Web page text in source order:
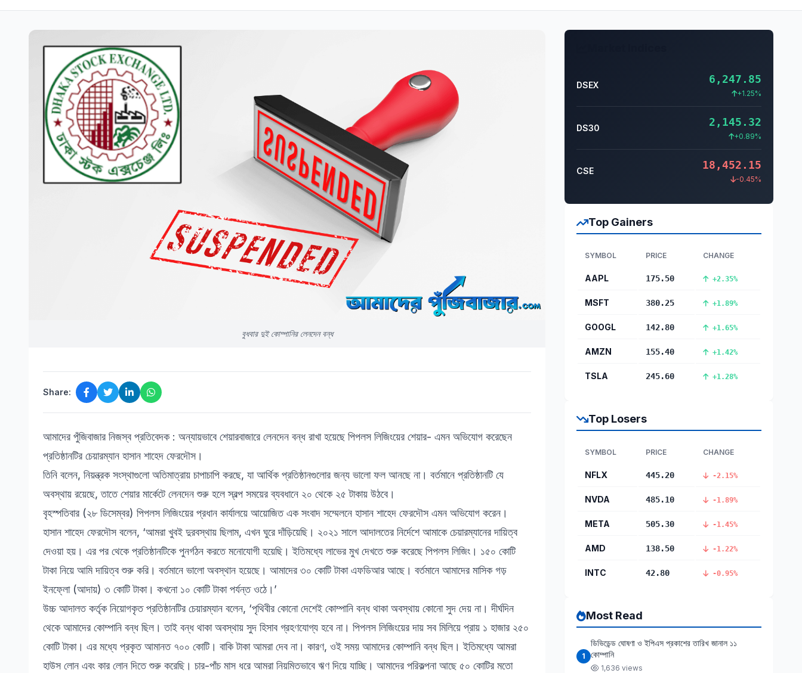
বুধবার দুই কোম্পানির লেনদেন বন্ধ
Share:
আমাদের পুঁজিবাজার নিজস্ব প্রতিবেদক : অন্যায়ভাবে শেয়ারবাজারে লেনদেন বন্ধ রাখা হয়েছে পিপলস লিজিংয়ের শেয়ার- এমন অভিযোগ করেছেন
প্রতিষ্ঠানটির চেয়ারম্যান হাসান শাহেদ ফেরদৌস।
তিনি বলেন, নিয়ন্ত্রক সংস্থাগুলো অতিমাত্রায় চাপাচাপি করছে, যা আর্থিক প্রতিষ্ঠানগুলোর জন্য ভালো ফল আনছে না। বর্তমানে প্রতিষ্ঠানটি যে
অবস্থায় রয়েছে, তাতে শেয়ার মার্কেটে লেনদেন শুরু হলে স্বল্প সময়ের ব্যবধানে ২০ থেকে ২৫ টাকায় উঠবে।
বৃহস্পতিবার (২৮ ডিসেম্বর) পিপলস লিজিংয়ের প্রধান কার্যালয়ে আয়োজিত এক সংবাদ সম্মেলনে হাসান শাহেদ ফেরদৌস এমন অভিযোগ করেন।
হাসান শাহেদ ফেরদৌস বলেন, ‘আমরা খুবই দুরবস্থায় ছিলাম, এখন ঘুরে দাঁড়িয়েছি। ২০২১ সালে আদালতের নির্দেশে আমাকে চেয়ারম্যানের দায়িত্ব
দেওয়া হয়। এর পর থেকে প্রতিষ্ঠানটিকে পুনর্গঠন করতে মনোযোগী হয়েছি। ইতিমধ্যে লাভের মুখ দেখতে শুরু করেছে পিপলস লিজিং। ১৫০ কোটি
টাকা নিয়ে আমি দায়িত্ব শুরু করি। বর্তমানে ভালো অবস্থান হয়েছে। আমাদের ৩০ কোটি টাকা এফডিআর আছে। বর্তমানে আমাদের মাসিক গড়
ইনফ্লো (আদায়) ৩ কোটি টাকা। কখনো ১০ কোটি টাকা পর্যন্ত ওঠে।’
উচ্চ আদালত কর্তৃক নিয়োগকৃত প্রতিষ্ঠানটির চেয়ারম্যান বলেন, ‘পৃথিবীর কোনো দেশেই কোম্পানি বন্ধ থাকা অবস্থায় কোনো সুদ দেয় না। দীর্ঘদিন
থেকে আমাদের কোম্পানি বন্ধ ছিল। তাই বন্ধ থাকা অবস্থায় সুদ হিসাব গ্রহণযোগ্য হবে না। পিপলস লিজিংয়ের দায় সব মিলিয়ে প্রায় ১ হাজার ২৫০
কোটি টাকা। এর মধ্যে প্রকৃত আমানত ৭০০ কোটি। বাকি টাকা আমরা দেব না। কারণ, ওই সময় আমাদের কোম্পানি বন্ধ ছিল। ইতিমধ্যে আমরা
হাউস লোন এবং কার লোন দিতে শুরু করেছি। চার-পাঁচ মাস ধরে আমরা নিয়মিতভাবে ঋণ দিয়ে যাচ্ছি। আমাদের পরিকল্পনা আছে ৫০ কোটির মতো
DSEX 6,247.85
+1.25%
DS30 2,145.32
+0.89%
CSE 18,452.15
-0.45%
Top Gainers
SYMBOL PRICE CHANGE
AAPL 175.50 +2.35%
MSFT 380.25 +1.89%
GOOGL 142.80 +1.65%
AMZN 155.40 +1.42%
TSLA 245.60 +1.28%
Top Losers
SYMBOL PRICE CHANGE
NFLX 445.20 -2.15%
NVDA 485.10 -1.89%
META 505.30 -1.45%
AMD 138.50 -1.22%
INTC 42.80 -0.95%
Most Read
1
ডিভিডেন্ড ঘোষণা ও ইপিএস প্রকাশের তারিখ জানাল ১১
কোম্পানি
1,636 views